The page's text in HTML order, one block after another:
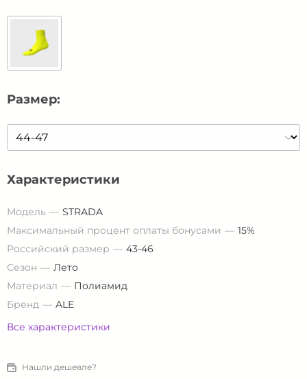
Размер:
Характеристики
Модель
STRADA
Максимальный процент оплаты бонусами
15%
Российский размер
43-46
Сезон
Лето
Материал
Полиамид
Бренд
ALE
Все характеристики
Нашли дешевле?